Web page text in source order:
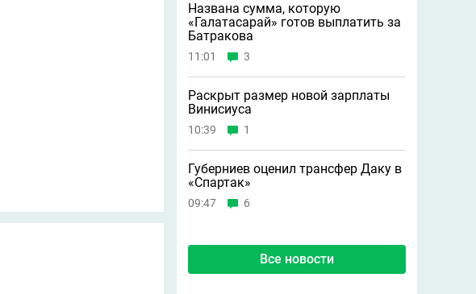
Названа сумма, которую
«Галатасарай» готов выплатить за
Батракова
11:01 3
Раскрыт размер новой зарплаты
Винисиуса
10:39 1
Губерниев оценил трансфер Даку в
«Спартак»
09:47 6
Все новости